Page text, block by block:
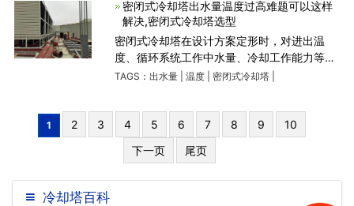
密闭式冷却塔出水量温度过高难题可以这样
解决,密闭式冷却塔选型
密闭式冷却塔在设计方案定形时，对进出温
度、循环系统工作中水量、冷却工作能力等指
标值开展了设计标准。在规范工作状况标准
TAGS： 出水量| 温度| 密闭式冷却塔|
1 2 3 4 5 6 7 8 9
10
下一页
尾页
冷却塔百科